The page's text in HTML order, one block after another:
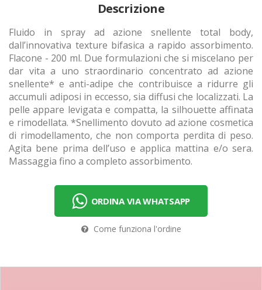
Descrizione
Fluido in spray ad azione snellente total body,
dall’innovativa texture bifasica a rapido assorbimento.
Flacone - 200 ml. Due formulazioni che si miscelano per
dar vita a uno straordinario concentrato ad azione
snellente* e anti-adipe che contribuisce a ridurre gli
accumuli adiposi in eccesso, sia diffusi che localizzati. La
pelle appare levigata e compatta, la silhouette affinata
e rimodellata. *Snellimento dovuto ad azione cosmetica
di rimodellamento, che non comporta perdita di peso.
Agita bene prima dell’uso e applica mattina e/o sera.
Massaggia fino a completo assorbimento.
ORDINA VIA WHATSAPP
Come funziona l'ordine